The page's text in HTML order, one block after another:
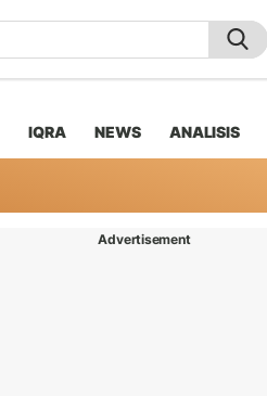
IQRA NEWS ANALISIS
Advertisement